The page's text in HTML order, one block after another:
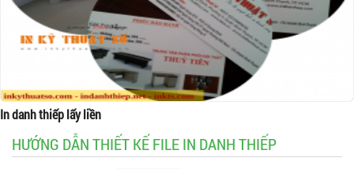
In danh thiếp lấy liền
HƯỚNG DẪN THIẾT KẾ FILE IN DANH THIẾP